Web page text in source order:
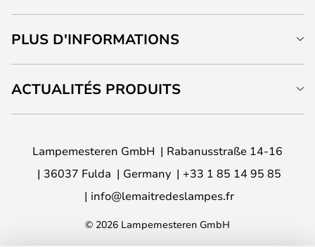
PLUS D'INFORMATIONS
ACTUALITÉS PRODUITS
Lampemesteren GmbH
Rabanusstraße 14-16
36037 Fulda
Germany
+33 1 85 14 95 85
info@lemaitredeslampes.fr
© 2026 Lampemesteren GmbH